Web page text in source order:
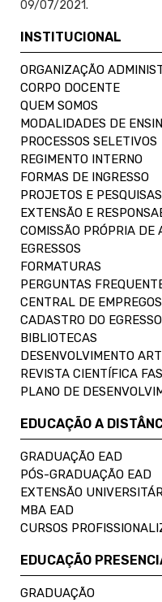
09/07/2021.
INSTITUCIONAL
ORGANIZAÇÃO
CORPO DOCENTE
QUEM SOMOS
MODALIDADES DE
PROCESSOS SELETIVOS
REGIMENTO INTERNO
FORMAS DE INGRESSO
PROJETOS E PESQUISAS
EXTENSÃO E
COMISSÃO PRÓPRIA DE
EGRESSOS
FORMATURAS
PERGUNTAS
CENTRAL DE
CADASTRO DO EGRESSO
BIBLIOTECAS
DESENVOLVIMENTO
REVISTA CIENTÍFICA
PLANO DE
EDUCAÇÃO A
GRADUAÇÃO EAD
PÓS-GRADUAÇÃO EAD
EXTENSÃO
MBA EAD
CURSOS
EDUCAÇÃO
GRADUAÇÃO